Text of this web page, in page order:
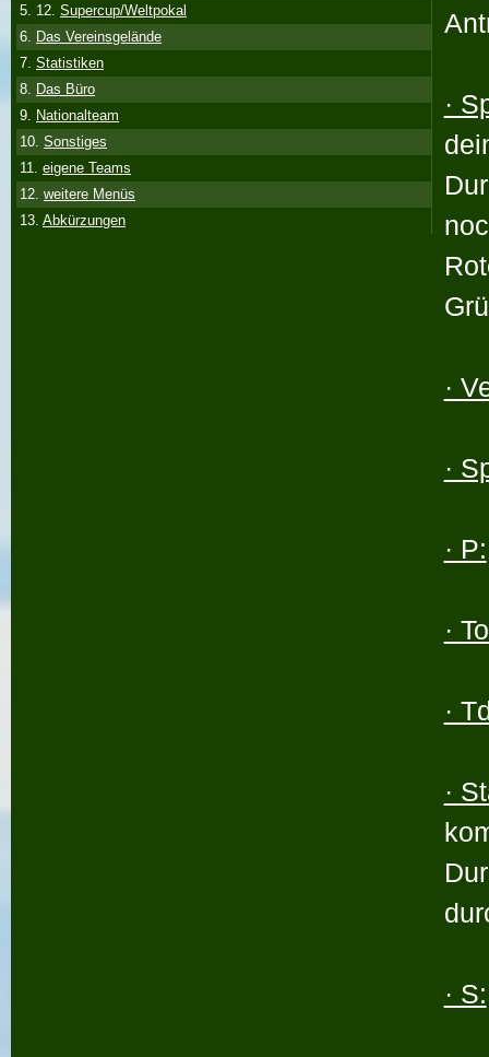
5. 12. Supercup/Weltpokal
6. Das Vereinsgelände
7. Statistiken
8. Das Büro
9. Nationalteam
10. Sonstiges
11. eigene Teams
12. weitere Menüs
13. Abkürzungen
·
·
·
· P:
·
·
·
· S: